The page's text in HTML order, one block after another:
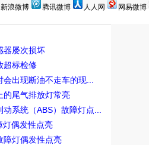
新浪微博 腾讯微博 人人网 网易微博
器屡次损坏
超标检修
出现断油不走车的现...
的尾气排放灯常亮
系统（ABS）故障灯点...
灯偶发性点亮
障灯偶发性点亮